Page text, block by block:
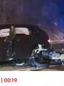
00:19